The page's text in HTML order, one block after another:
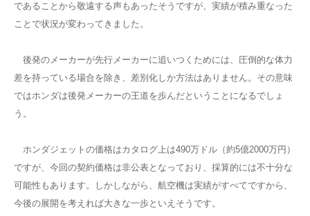
であることから敬遠する声もあったそうですが、実績が積み重なった
ことで状況が変わってきました。
後発のメーカーが先行メーカーに追いつくためには、圧倒的な体力
差を持っている場合を除き、差別化しか方法はありません。その意味
ではホンダは後発メーカーの王道を歩んだということになるでしょ
う。
ホンダジェットの価格はカタログ上は490万ドル（約5億2000万円）
ですが、今回の契約価格は非公表となっており、採算的には不十分な
可能性もあります。しかしながら、航空機は実績がすべてですから、
今後の展開を考えれば大きな一歩といえそうです。